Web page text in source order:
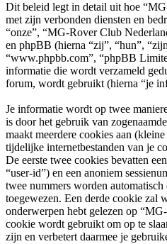
Dit beleid legt in detail uit hoe
met zijn verbonden diensten en
“onze”, “MG-Rover Club
en phpBB (hierna “zij”, “hun”,
“www.phpbb.com”, “phpBB
informatie die wordt verzameld
forum, wordt gebruikt (hierna “je
Je informatie wordt op twee
is door het gebruik van
maakt meerdere cookies aan
tijdelijke internetbestanden van je
De eerste twee cookies bevatten
“user-id”) en een anoniem
twee nummers worden
toegewezen. Een derde cookie zal
onderwerpen hebt gelezen op
cookie wordt gebruikt om op te
zijn en verbetert daarmee je